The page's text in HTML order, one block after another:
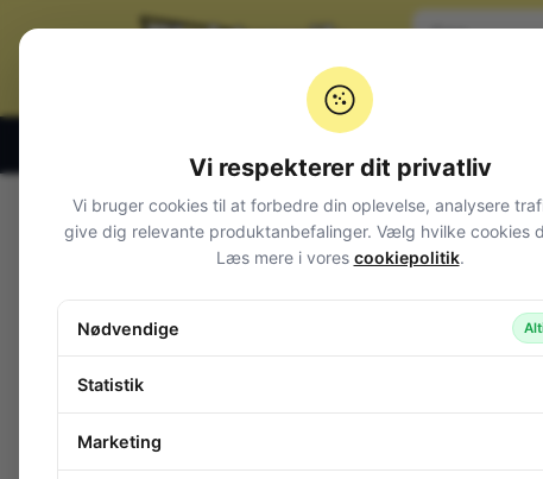
Varegrupper
Audio
Vi respekterer dit privatliv
Vi bruger cookies til at forbedre din oplevelse, analysere
give dig relevante produktanbefalinger. Vælg hvilke cookies
Læs mere i vores cookiepolitik.
Nødvendige
Statistik
Marketing